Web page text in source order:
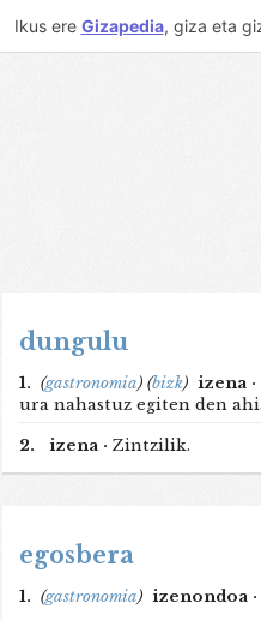
Ikus ere Gizapedia, giza eta
dungulu
1. (gastronomia) (bizk) izena ·
ura nahastuz egiten den
2.
izena · Zintzilik.
egosbera
1. (gastronomia) izenondoa ·